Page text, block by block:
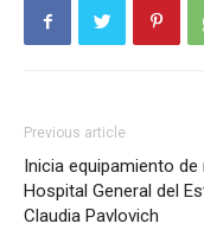
Previous article
Inicia equipamiento de
Hospital General del
Claudia Pavlovich